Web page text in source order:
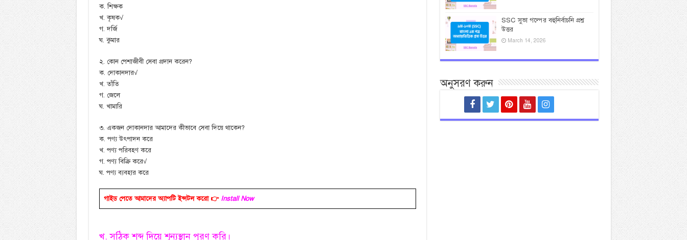
ক. শিক্ষক
খ. কৃষক√
গ. দর্জি
ঘ. কুমার
২. কোন পেশাজীবী সেবা প্রদান করেন?
ক. দোকানদার√
খ. তাঁতি
গ. জেলে
ঘ. খামারি
৩. একজন দোকানদার আমাদের কীভাবে সেবা দিয়ে থাকেন?
ক. পণ্য উৎপাদন করে
খ. পণ্য পরিবহণ করে
গ. পণ্য বিক্রি করে√
ঘ. পণ্য ব্যবহার করে
গাইড পেতে আমাদের অ্যাপটি ইন্সটল করো 👉 Install Now
খ. সঠিক শব্দ দিয়ে শূন্যস্থান পূরণ করি।
SSC সুভা গল্পের বহুনির্বাচনি প্রশ্ন
উত্তর
March 14, 2026
অনুসরণ করুন